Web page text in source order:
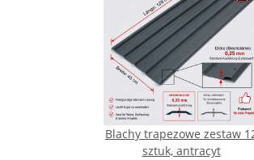
Blachy trapezowe zestaw
sztuk, antracyt